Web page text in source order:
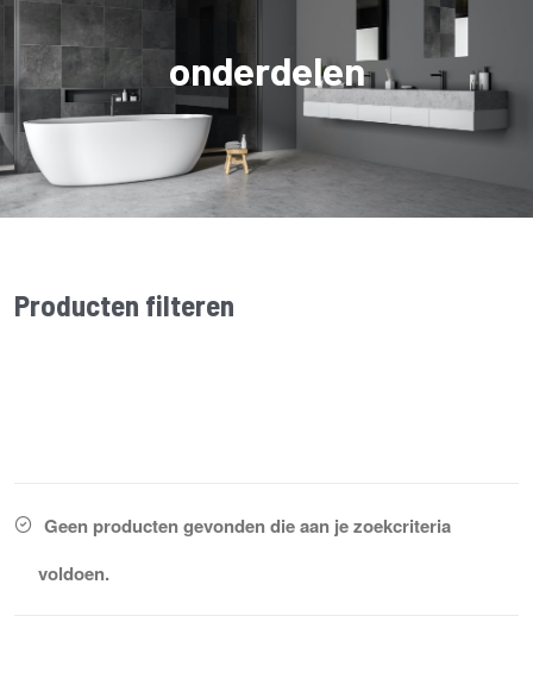
onderdelen
Geen producten gevonden die aan je zoekcriteria
voldoen.
Producten filteren